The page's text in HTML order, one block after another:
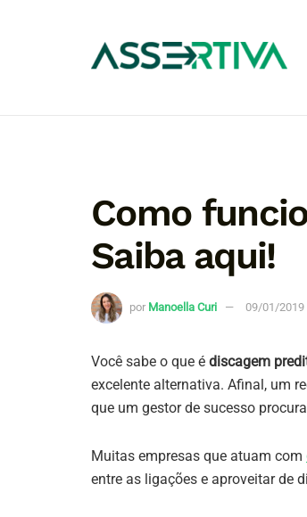
Como
Saiba aqui!
por Manoella Curi 09/01/2019
Você sabe o que é discagem
excelente alternativa. Afinal, um
que um gestor de sucesso
Muitas empresas que atuam com
entre as ligações e aproveitar de